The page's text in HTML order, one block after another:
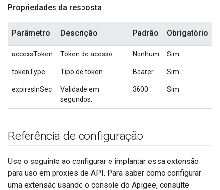
Propriedades da resposta
Parâmetro Descrição Padrão Obrigatório
accessToken Token de acesso. Nenhum Sim
tokenType Tipo de token. Bearer Sim
expiresInSec
Validade em
segundos.
3600 Sim
Referência de configuração
Use o seguinte ao configurar e implantar essa extensão
para uso em proxies de API. Para saber como configurar
uma extensão usando o console do Apigee, consulte